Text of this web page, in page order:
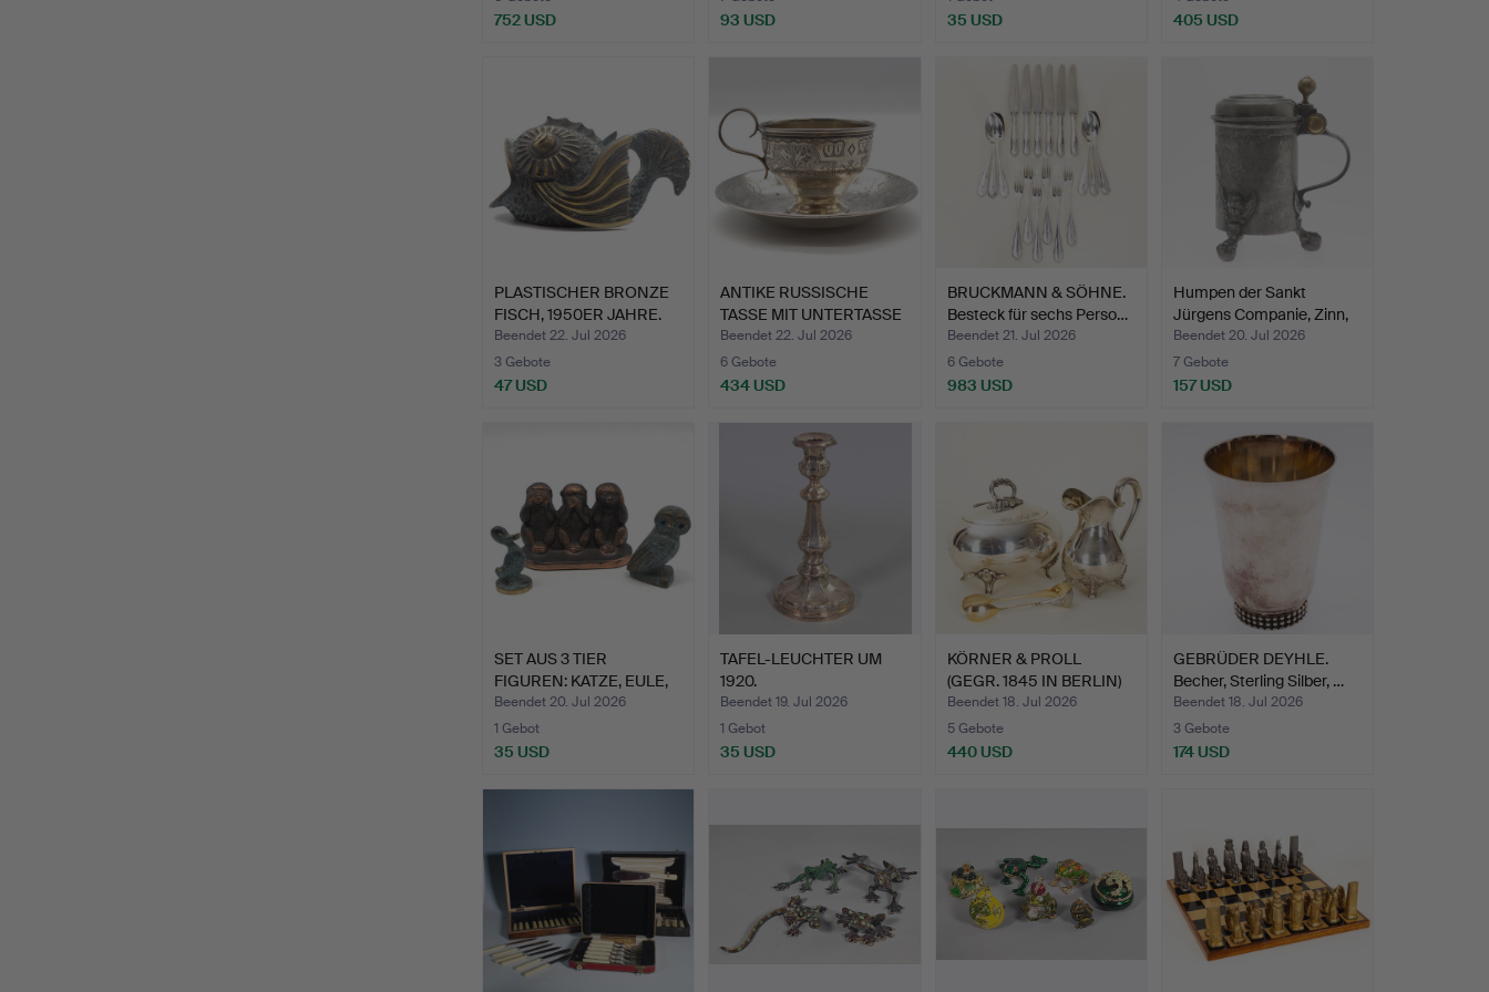
752 USD 93 USD 35 USD 405 USD
PLASTISCHER BRONZE
FISCH, 1950ER JAHRE.
Beendet 22. Jul 2026
3 Gebote
47 USD
ANTIKE RUSSISCHE
TASSE MIT UNTERTASSE
875 …
Beendet 22. Jul 2026
6 Gebote
434 USD
BRUCKMANN & SÖHNE.
Besteck für sechs Perso…
Beendet 21. Jul 2026
6 Gebote
983 USD
Humpen der Sankt
Jürgens Companie, Zinn,
d…
Beendet 20. Jul 2026
7 Gebote
157 USD
SET AUS 3 TIER
FIGUREN: KATZE, EULE,
AFFEN.
Beendet 20. Jul 2026
1 Gebot
35 USD
TAFEL-LEUCHTER UM
1920.
Beendet 19. Jul 2026
1 Gebot
35 USD
KÖRNER & PROLL
(GEGR. 1845 IN BERLIN)
U.A.…
Beendet 18. Jul 2026
5 Gebote
440 USD
GEBRÜDER DEYHLE.
Becher, Sterling Silber, …
Beendet 18. Jul 2026
3 Gebote
174 USD